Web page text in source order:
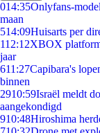
014:35Onlyfans-
maan
514:09Huisarts per
112:12XBOX
jaar
611:27Capibara's
binnen
2910:59Israël meldt
aangekondigd
910:48Hiroshima